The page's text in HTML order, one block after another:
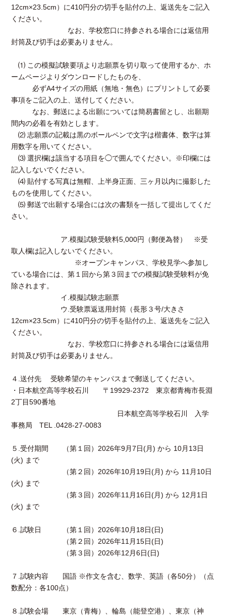
12cm×23.5cm）に410円分の切手を貼付の上、返送先をご記入
ください。
なお、学校窓口に持参される場合には返信用
封筒及び切手は必要ありません。
⑴ この模擬試験要項より志願票を切り取って使用するか、ホ
ームページよりダウンロードしたものを、
必ずA4サイズの用紙（無地・無色）にプリントして必要
事項をご記入の上、送付してください。
なお、郵送による出願については簡易書留とし、出願期
間内の必着を有効とします。
⑵ 志願票の記載は黒のボールペンで文字は楷書体、数字は算
用数字を用いてください。
⑶ 選択欄は該当する項目を◯で囲んでください。※印欄には
記入しないでください。
⑷ 貼付する写真は無帽、上半身正面、三ヶ月以内に撮影した
ものを使用してください。
⑸ 郵送で出願する場合には次の書類を一括して提出してくだ
さい。
ア.模擬試験受験料5,000円（郵便為替） ※受
取人欄は記入しないでください。
※オープンキャンパス、学校見学へ参加し
ている場合には、第１回から第３回までの模擬試験受験料が免
除されます。
イ.模擬試験志願票
ウ.受験票返送用封筒（長形３号/大きさ
12cm×23.5cm）に410円分の切手を貼付の上、返送先をご記入
ください。
なお、学校窓口に持参される場合には返信用
封筒及び切手は必要ありません。
４.送付先 受験希望のキャンパスまで郵送してください。
・日本航空高等学校石川 〒19929-2372 東京都青梅市長淵
2丁目590番地
日本航空高等学校石川 入学
事務局 TEL .0428-27-0083
５.受付期間 （第１回）2026年9月7日(月) から 10月13日
(火) まで
（第２回）2026年10月19日(月) から 11月10日
(火) まで
（第３回）2026年11月16日(月) から 12月1日
(火) まで
６.試験日 （第１回）2026年10月18日(日)
（第２回）2026年11月15日(日)
（第３回）2026年12月6日(日)
７.試験内容 国語 ※作文を含む、数学、英語（各50分）（点
数配分：各100点）
８.試験会場 東京（青梅）、輪島（能登空港）、東京（神